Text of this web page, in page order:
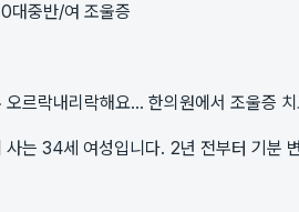
대중반/여 조울증
오르락내리락해요... 한의원에서 조울증
사는 34세 여성입니다. 2년 전부터 기분